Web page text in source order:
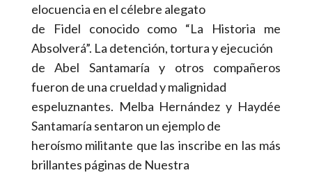
elocuencia en el célebre alegato
de Fidel conocido como “La Historia me
Absolverá”. La detención, tortura y ejecución
de Abel Santamaría y otros compañeros
fueron de una crueldad y malignidad
espeluznantes. Melba Hernández y Haydée
Santamaría sentaron un ejemplo de
heroísmo militante que las inscribe en las más
brillantes páginas de Nuestra